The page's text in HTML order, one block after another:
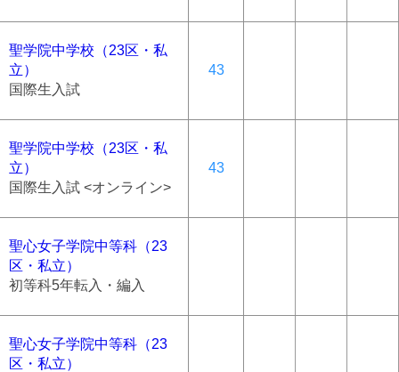
聖学院中学校（23区・私
立）
国際生入試
43
聖学院中学校（23区・私
立）
国際生入試 <オンライン>
43
聖心女子学院中等科（23
区・私立）
初等科5年転入・編入
聖心女子学院中等科（23
区・私立）